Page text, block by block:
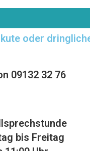
oder
09132 32 76
bis Freitag